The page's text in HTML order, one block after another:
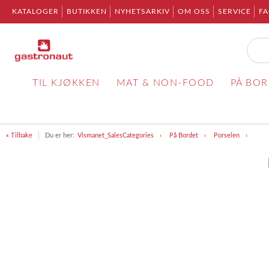
KATALOGER BUTIKKEN NYHETSARKIV OM OSS SERVICE
TIL KJØKKEN MAT & NON-FOOD PÅ
« Tilbake Du er her: Vismanet_SalesCategories På Bordet Porselen